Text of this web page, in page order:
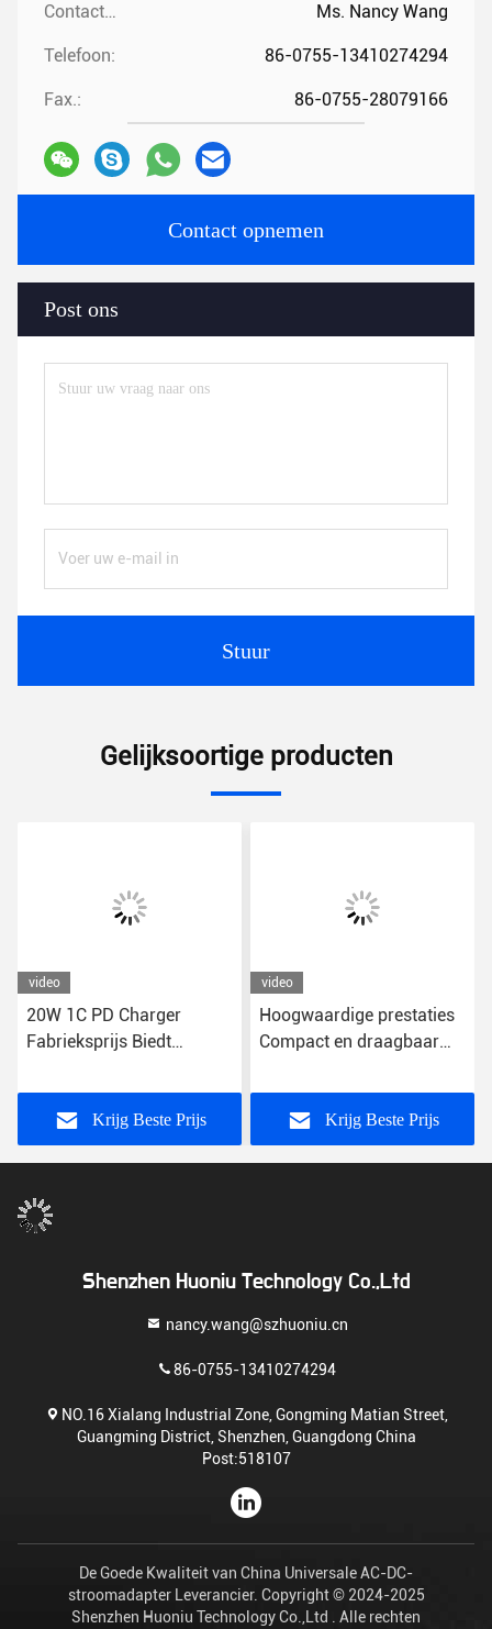
Contactpersonen: Ms. Nancy Wang
Telefoon: 86-0755-13410274294
Fax.: 86-0755-28079166
Contact opnemen
Post ons
Stuur
Gelijksoortige producten
video
20W 1C PD Charger
Fabrieksprijs Biedt
Smartphone Je opladen
Snel opladen Functie
Krijg Beste Prijs
video
Hoogwaardige prestaties
Compact en draagbaar
wandoplader 5V-uitgang
Krijg Beste Prijs
Shenzhen Huoniu Technology Co.,Ltd
nancy.wang@szhuoniu.cn
86-0755-13410274294
NO.16 Xialang Industrial Zone, Gongming Matian Street,
Guangming District, Shenzhen, Guangdong China
Post:518107
De Goede Kwaliteit van China Universale AC-DC-
stroomadapter Leverancier. Copyright © 2024-2025
Shenzhen Huoniu Technology Co.,Ltd . Alle rechten